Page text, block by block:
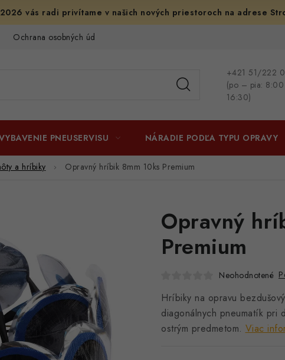
vás radi privítame v našich nových priestoroch na adrese
Ochrana osobných údajov
+421 51/222
(po – pia:
16:30)
PNEUSERVISU NÁRADIE PODĽA TYPU OPRAVY
a hríbiky Opravný hríbik 8mm 10ks Premium
Opravný
Premium
Neohodnotené
Hríbiky na opravu
diagonálnych pneumatík pri
ostrým predmetom. Viac